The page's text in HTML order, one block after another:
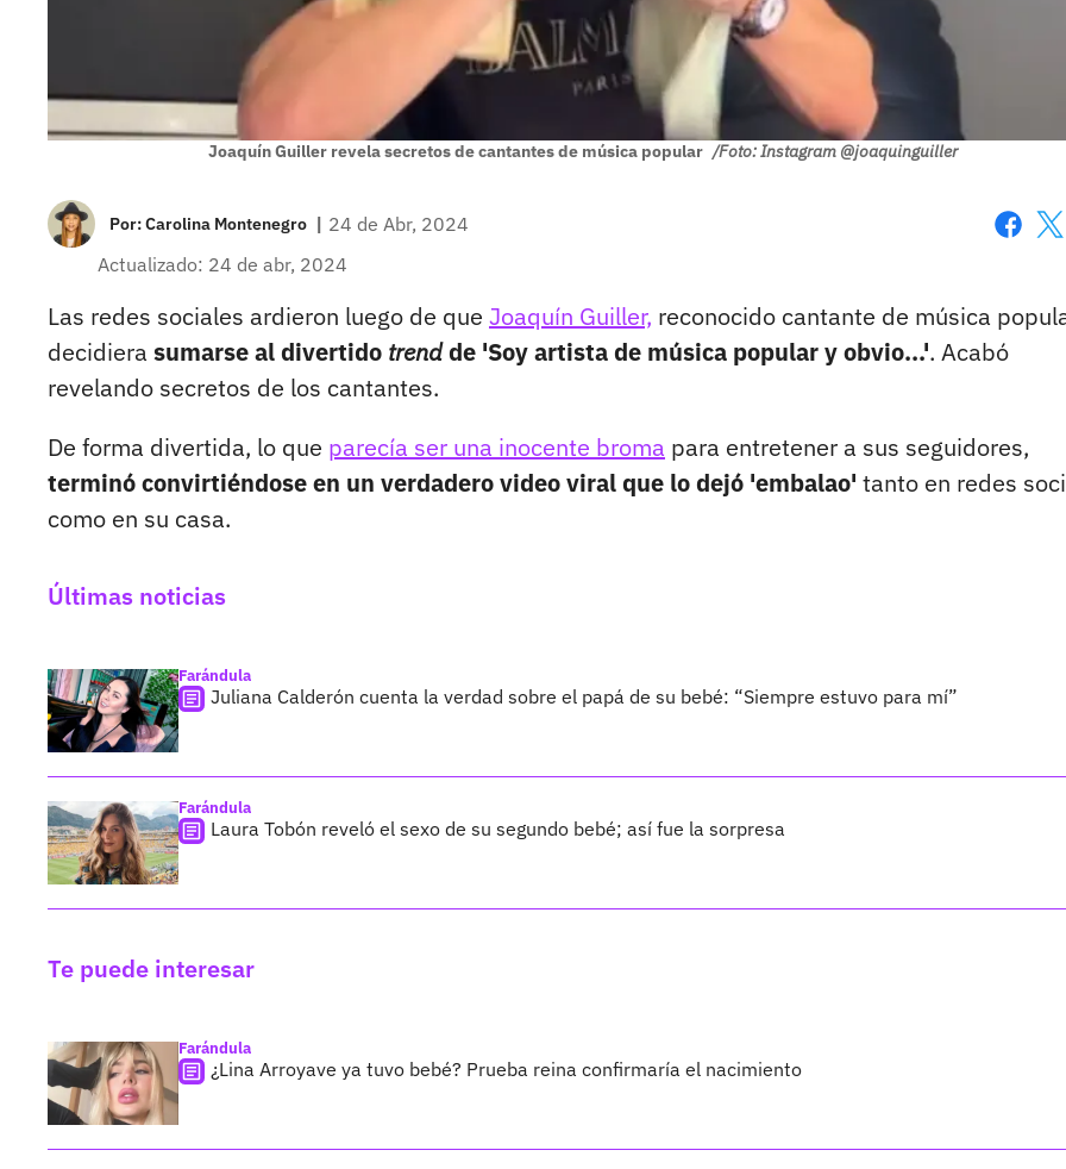
Joaquín Guiller revela secretos de cantantes de música popular /Foto: Instagram @joaquinguiller
Por:Carolina Montenegro | 24 de Abr, 2024
Actualizado: 24 de abr, 2024
Las redes sociales ardieron luego de que Joaquín Guiller, reconocido cantante de música
decidiera sumarse al divertido trendde 'Soy artista de música popular y obvio...'. Acabó
revelando secretos de los cantantes.
De forma divertida, lo que parecía ser una inocente broma para entretener a sus seguidores,
terminó convirtiéndose en un verdadero video viral que lo dejó 'embalao' tanto en redes
como en su casa.
Últimas noticias
Farándula
Juliana Calderón cuenta la verdad sobre el papá de su bebé: “Siempre estuvo para mí”
Farándula
Laura Tobón reveló el sexo de su segundo bebé; así fue la sorpresa
Te puede interesar
Farándula
¿Lina Arroyave ya tuvo bebé? Prueba reina confirmaría el nacimiento